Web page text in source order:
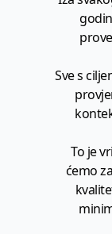
Sve s
To je
ćemo